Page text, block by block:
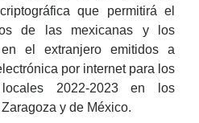
que permitirá el
de las mexicanas y los
en el extranjero emitidos a
por internet para los
locales 2022-2023 en los
y de México.